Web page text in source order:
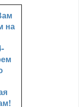
на